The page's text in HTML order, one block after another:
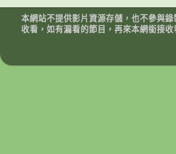
本網站不提供影片資源存儲，也不參與
收看，如有漏看的節目，再來本網銜接收